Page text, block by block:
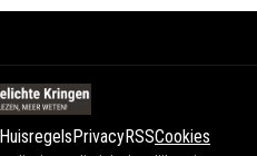
Huisregels PrivacyRSSCookies